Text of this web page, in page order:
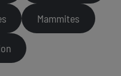
Mammites